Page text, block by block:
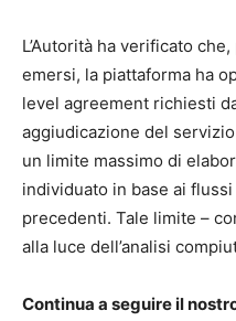
L’Autorità ha verificato
emersi, la piattaforma ha
level agreement richiesti
aggiudicazione del
un limite massimo di
individuato in base ai
precedenti. Tale limite –
alla luce dell’analisi
Continua a seguire il